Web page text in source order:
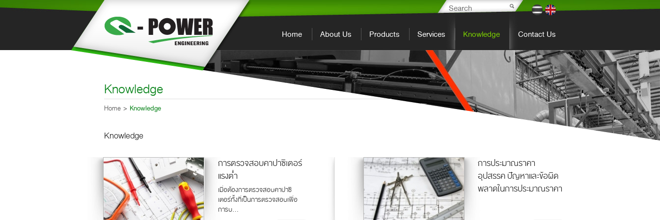
Home About Us Products Services Knowledge Contact Us
Knowledge
Home Knowledge
Knowledge
การตรวจสอบคาปาซิเตอร์
แรงต่ำ
เมื่อต้องการตรวจสอบคาปาซิ
เตอร์ทั้งที่เป็นการตรวจสอบเพื่อ
การบ...
การประมาณราคา
อุปสรรค ปัญหาและข้อผิด
พลาดในการประมาณราคา